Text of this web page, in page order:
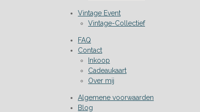
Vintage Event
Vintage-Collectief
FAQ
Contact
Inkoop
Cadeaukaart
Over mij
Algemene voorwaarden
Blog